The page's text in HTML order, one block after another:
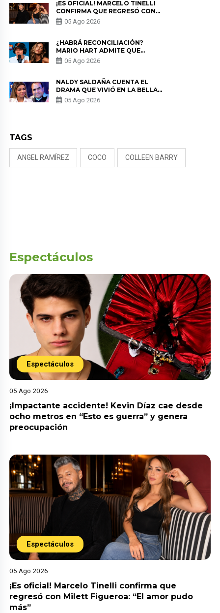
¡ES OFICIAL! MARCELO TINELLI
CONFIRMA QUE REGRESÓ CON
MILETT FIGUEROA: “EL AMOR
PUDO MÁS”
05 Ago 2026
¿HABRÁ RECONCILIACIÓN?
MARIO HART ADMITE QUE
PODRÍA VOLVER CON KORINA
RIVADENEIRA: “NO LE CERRARÍA
05 Ago 2026
NALDY SALDAÑA CUENTA EL
DRAMA QUE VIVIÓ EN LA BELLA
LUZ TRAS DENUNCIA AL
DIRECTOR MUSICAL: “NO ME
05 Ago 2026
TAGS
ANGEL RAMÍREZ COCO COLLEEN BARRY
Espectáculos
Espectáculos
05 Ago 2026
¡Impactante accidente! Kevin Díaz cae desde
ocho metros en “Esto es guerra” y genera
preocupación
Espectáculos
05 Ago 2026
¡Es oficial! Marcelo Tinelli confirma que
regresó con Milett Figueroa: “El amor pudo
más”